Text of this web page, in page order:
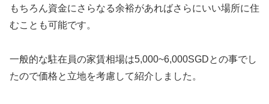
もちろん資金にさらなる余裕があればさらにいい場所に住
むことも可能です。
一般的な駐在員の家賃相場は5,000~6,000SGDとの事でし
たので価格と立地を考慮して紹介しました。